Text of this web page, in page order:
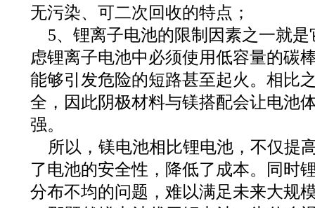
无污染、可二次回收的特点；
5、锂离子电池的限制因素之一就
虑锂离子电池中必须使用低容量的碳
能够引发危险的短路甚至起火。相比
全，因此阴极材料与镁搭配会让电池
强。
所以，镁电池相比锂电池，不仅提
了电池的安全性，降低了成本。同时
分布不均的问题，难以满足未来大规